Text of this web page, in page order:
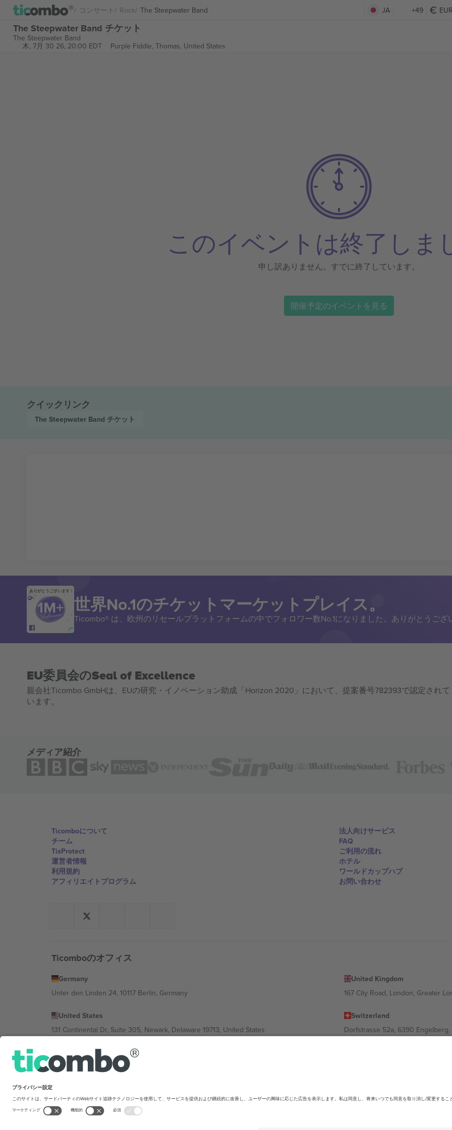
コンサート Rock The Steepwater Band JA +49
The Steepwater Band チケット
The Steepwater Band
木, 7月 30 26, 20:00 EDT
Purple Fiddle, Thomas, United States
このイベントは終了しま
申し訳ありません。すでに終了しています。
開催予定のイベントを見る
クイックリンク
The Steepwater Band チケット
ありがとうございます！
世界No.1のチケットマーケットプレイス。
Ticombo® は、欧州のリセールプラットフォームの中でフォロワー数No.1になりました。ありがとうござ
EU委員会のSeal of Excellence
親会社Ticombo GmbHは、EUの研究・イノベーション助成「Horizon 2020」において、提案番号782393で認定されて
います。
メディア紹介
Ticomboについて
チーム
TixProtect
運営者情報
利用規約
アフィリエイトプログラム
法人向けサービス
FAQ
ご利用の流れ
ホテル
ワールドカップハブ
お問い合わせ
Ticomboのオフィス
Germany
Unter den Linden 24, 10117 Berlin, Germany
United Kingdom
167 City Road, London, Greater
United States
131 Continental Dr, Suite 305, Newark, Delaware 19713, United States
Switzerland
Dorfstrasse 52a, 6390
Bulgaria
Regus Sofia City West, bul Totleben 53-55, 1606 Sofia, Bulgaria
Av Chapultepec 360, Roma Norte, Cuauhtémoc, 06700 Ciudad de México, CDMX, Mexico